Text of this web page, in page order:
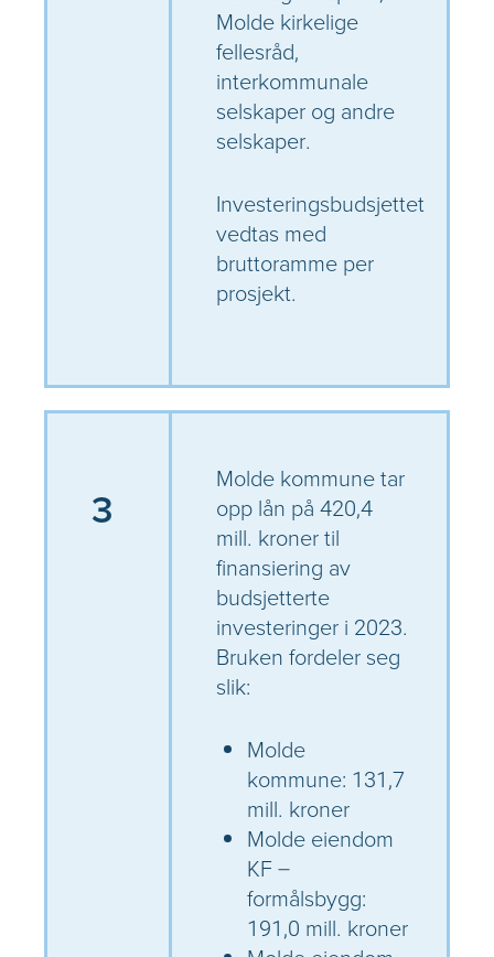
Molde kirkelige
fellesråd,
interkommunale
selskaper og andre
selskaper.
Investeringsbudsjettet
vedtas med
bruttoramme per
prosjekt.
3
Molde kommune tar
opp lån på 420,4
mill. kroner til
finansiering av
budsjetterte
investeringer i 2023.
Bruken fordeler seg
slik:
Molde
kommune: 131,7
mill. kroner
Molde eiendom
KF –
formålsbygg:
191,0 mill. kroner